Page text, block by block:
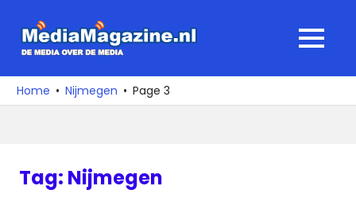
naar
media
over
MENU
Home Nijmegen Page 3
Tag: Nijmegen